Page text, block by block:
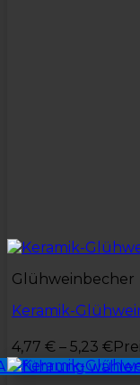
Glühweinbecher
Keramik-
4,77 € – 5,23 €